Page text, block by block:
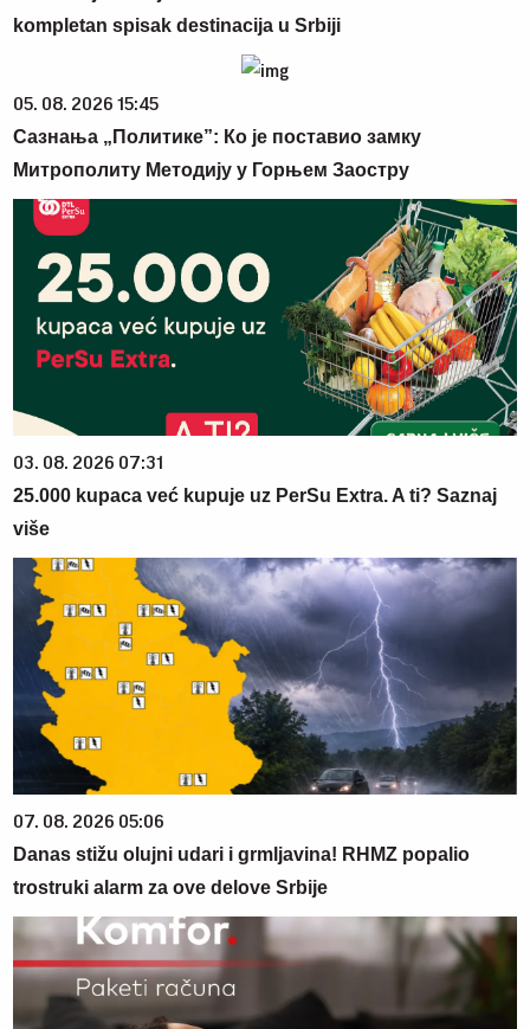
kompletan spisak destinacija u Srbiji
05. 08. 2026 15:45
Сазнања „Политике”: Ко је поставио замку
Митрополиту Методију у Горњем Заостру
03. 08. 2026 07:31
25.000 kupaca već kupuje uz PerSu Extra. A ti? Saznaj
više
07. 08. 2026 05:06
Danas stižu olujni udari i grmljavina! RHMZ popalio
trostruki alarm za ove delove Srbije